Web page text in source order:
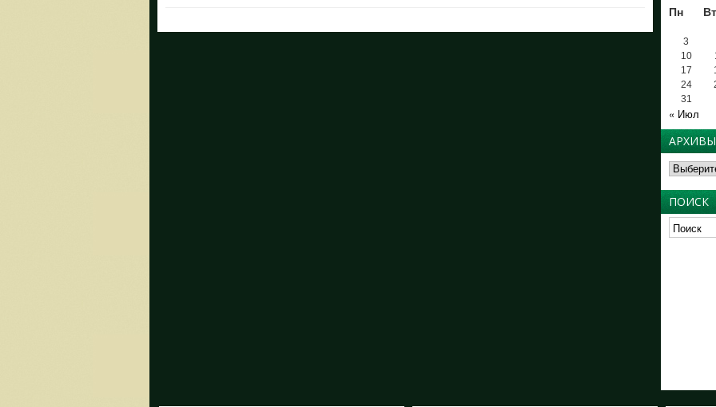
Пн
Вт
3
10
17
24
31
« Июл
АРХИВЫ
Архивы
ПОИСК